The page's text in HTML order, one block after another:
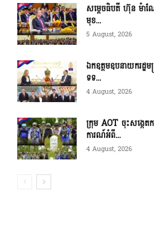
សម្ដេចធិបតី ហ៊ុន ម៉ាណែ
មុខ...
5 August, 2026
ឯកឧត្តមឧបនាយករដ្ឋម
ទទ...
4 August, 2026
ក្រុម AOT ចុះសង្កេត
ការណ៍អំពី...
4 August, 2026